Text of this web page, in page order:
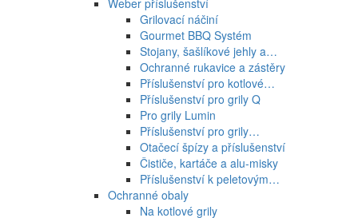
Grilovací náčiní
Gourmet BBQ Systém
Stojany, šašlíkové jehly a…
Ochranné rukavice a zástěry
Příslušenství pro kotlové…
Příslušenství pro grily Q
Pro grily Lumin
Příslušenství pro grily…
Otačecí špízy a příslušenství
Čističe, kartáče a alu-misky
Příslušenství k peletovým…
Ochranné obaly
Na kotlové grily